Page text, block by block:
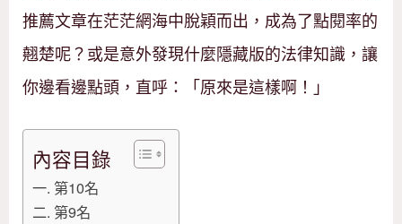
推薦文章在茫茫網海中脫穎而出，成為了點閱率的
翹楚呢？或是意外發現什麼隱藏版的法律知識，讓
你邊看邊點頭，直呼：「原來是這樣啊！」
內容目錄
第10名
第9名